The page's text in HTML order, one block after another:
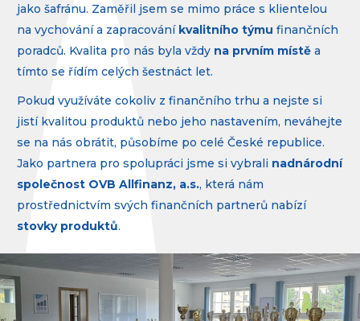
jako šafránu. Zaměřil jsem se mimo práce s klientelou
na vychování a zapracování kvalitního týmu finančních
poradců. Kvalita pro nás byla vždy na prvním místě a
tímto se řídím celých šestnáct let.
Pokud využíváte cokoliv z finančního trhu a nejste si
jistí kvalitou produktů nebo jeho nastavením, neváhejte
se na nás obrátit, působíme po celé České republice.
Jako partnera pro spolupráci jsme si vybrali nadnárodní
společnost OVB Allfinanz, a.s., která nám
prostřednictvím svých finančních partnerů nabízí
stovky produktů.